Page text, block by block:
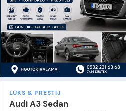
LÜKS & PRESTIJ
Audi A3 Sedan